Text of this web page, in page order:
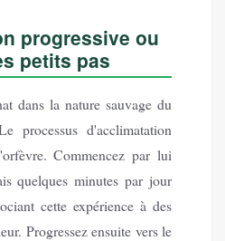
progressive ou
petits pas
dans la nature sauvage du
processus d'acclimatation
Commencez par lui
quelques minutes par jour
cette expérience à des
Progressez ensuite vers le